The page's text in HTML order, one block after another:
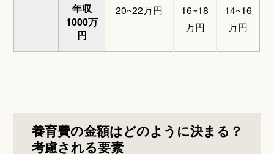
年収
1000万
円
20~22万円
16~18
万円
14~16
万円
養育費の金額はどのように決まる？
考慮される要素